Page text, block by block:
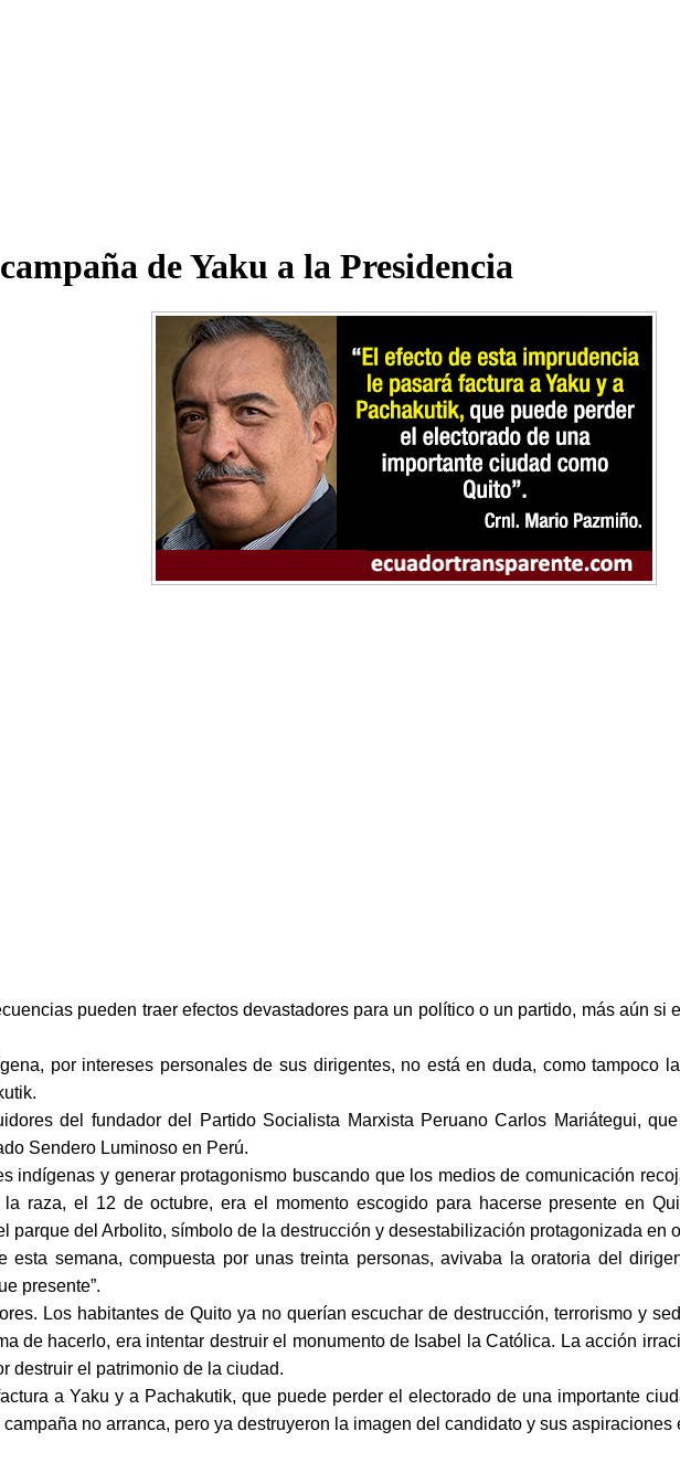
de Yaku a la Presidencia
pueden traer efectos devastadores para un político o un partido, más aún
por intereses personales de sus dirigentes, no está en duda, como tampoco
del fundador del Partido Socialista Marxista Peruano Carlos Mariátegui,
Sendero Luminoso en Perú.
indígenas y generar protagonismo buscando que los medios de comunicación
raza, el 12 de octubre, era el momento escogido para hacerse presente en
parque del Arbolito, símbolo de la destrucción y desestabilización protagonizada en
esta semana, compuesta por unas treinta personas, avivaba la oratoria del
presente”.
Los habitantes de Quito ya no querían escuchar de destrucción, terrorismo y
de hacerlo, era intentar destruir el monumento de Isabel la Católica. La acción
destruir el patrimonio de la ciudad.
a Yaku y a Pachakutik, que puede perder el electorado de una importante
no arranca, pero ya destruyeron la imagen del candidato y sus aspiraciones